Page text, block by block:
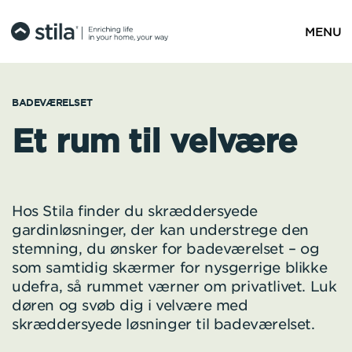
BADEVÆRELSET
Et rum til velvære
Forkæl dig selv og
dit badeværelse
Bestem selv
gardinets placering
Hos Stila finder du skræddersyede
gardinløsninger, der kan understrege den
stemning, du ønsker for badeværelset – og
som samtidig skærmer for nysgerrige blikke
udefra, så rummet værner om privatlivet. Luk
døren og svøb dig i velvære med
skræddersyede løsninger til badeværelset.
MENU